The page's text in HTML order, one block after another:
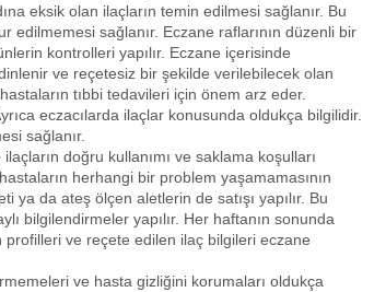
eksik olan ilaçların temin edilmesi sağlanır. Bu
edilmemesi sağlanır. Eczane raflarının düzenli bir
kontrolleri yapılır. Eczane içerisinde
ve reçetesiz bir şekilde verilebilecek olan
tıbbi tedavileri için önem arz eder.
eczacılarda ilaçlar konusunda oldukça bilgilidir.
sağlanır.
doğru kullanımı ve saklama koşulları
herhangi bir problem yaşamamasının
da ateş ölçen aletlerin de satışı yapılır. Bu
bilgilendirmeler yapılır. Her haftanın sonunda
ve reçete edilen ilaç bilgileri eczane
ve hasta gizliğini korumaları oldukça